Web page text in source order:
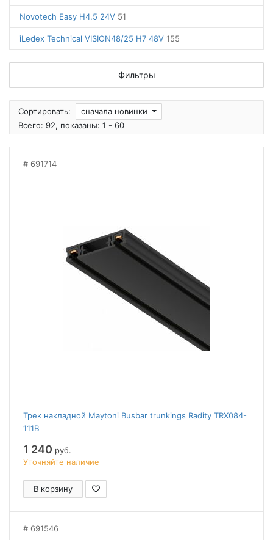
Novotech Easy H4.5 24V 51
iLedex Technical VISION48/25 H7 48V 155
Фильтры
Сортировать:
сначала новинки
Всего: 92, показаны: 1 - 60
691714
Трек накладной Maytoni Busbar trunkings Radity TRX084-
111B
1 240 руб.
Уточняйте наличие
В корзину
691546